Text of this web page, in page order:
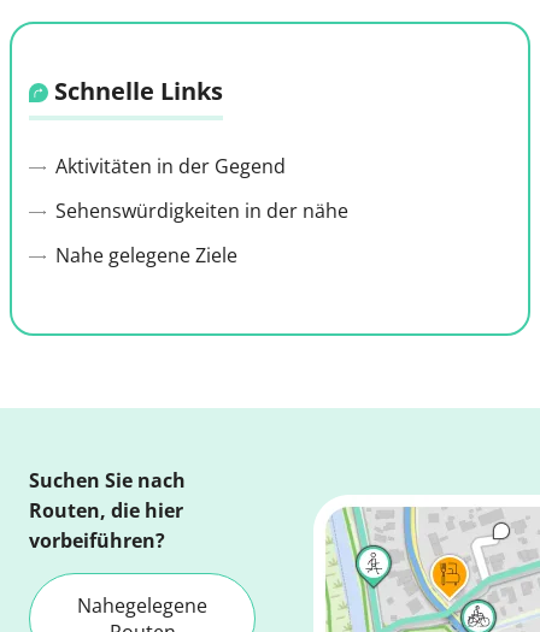
Schnelle Links
Aktivitäten in der Gegend
Sehenswürdigkeiten in der nähe
Nahe gelegene Ziele
Suchen Sie nach
Routen, die hier
vorbeiführen?
Nahegelegene